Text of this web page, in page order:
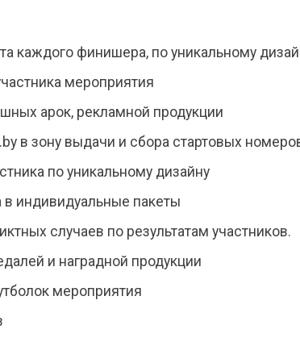
каждого финишера, по уникальному
мероприятия
арок, рекламной продукции
в зону выдачи и сбора стартовых
по уникальному дизайну
индивидуальные пакеты
случаев по результатам участников.
и наградной продукции
мероприятия